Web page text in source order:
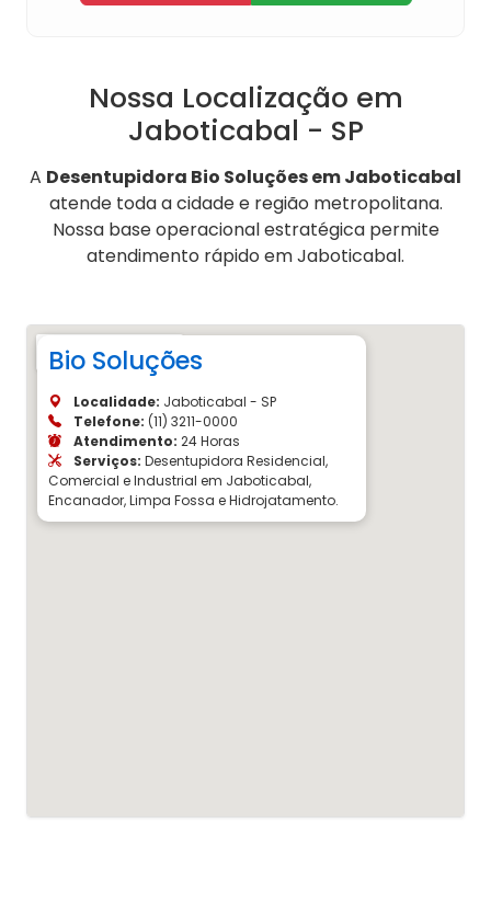
Nossa Localização em
Jaboticabal - SP
A Desentupidora Bio Soluções em Jaboticabal
atende toda a cidade e região metropolitana.
Nossa base operacional estratégica permite
atendimento rápido em Jaboticabal.
Bio Soluções
Localidade: Jaboticabal - SP
Telefone: (11) 3211-0000
Atendimento: 24 Horas
Serviços: Desentupidora Residencial,
Comercial e Industrial em Jaboticabal,
Encanador, Limpa Fossa e Hidrojatamento.